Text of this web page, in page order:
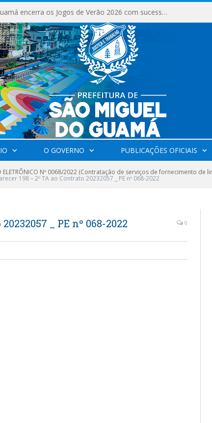
Milhares de fiéis tomam as ruas de São Miguel do Guamá em uma grande celebração de fé na Marcha para Jesus 2026.
O GOVERNO PUBLICAÇÕES OFICIAIS
ELETRÔNICO Nº 0068/2022 (Contratação de serviços de fornecimento
198 – 2º TA ao Contrato 20232057 _ PE nº 068-2022
_ PE nº 068-2022 0